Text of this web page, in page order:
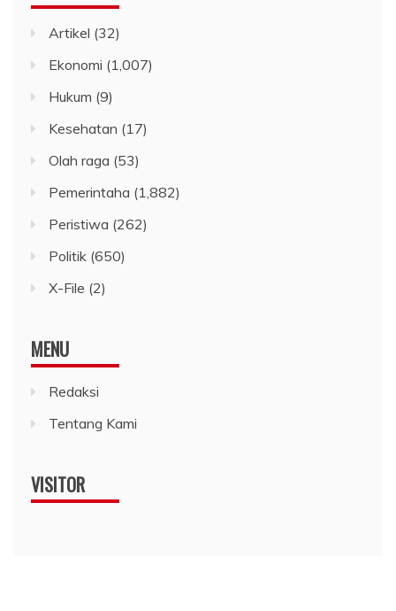
Artikel (32)
Ekonomi (1,007)
Hukum (9)
Kesehatan (17)
Olah raga (53)
Pemerintaha (1,882)
Peristiwa (262)
Politik (650)
X-File (2)
MENU
Redaksi
Tentang Kami
VISITOR